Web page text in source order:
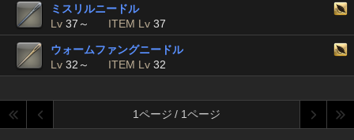
ミスリルニードル
Lv 37～ ITEM Lv 37
ウォームファングニードル
Lv 32～ ITEM Lv 32
1ページ / 1ページ